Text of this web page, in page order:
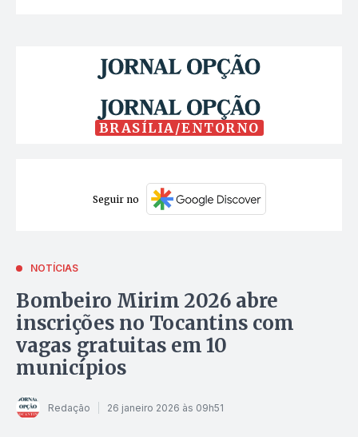
BRASÍLIA/ENTORNO
Seguir no
NOTÍCIAS
Bombeiro Mirim 2026 abre
inscrições no Tocantins com
vagas gratuitas em 10
municípios
Redação 26 janeiro 2026 às 09h51